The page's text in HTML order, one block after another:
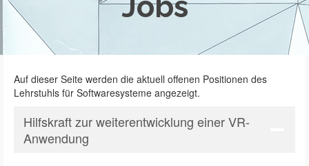
Auf dieser Seite werden die aktuell offenen Positionen des
Lehrstuhls für Softwaresysteme angezeigt.
Hilfskraft zur weiterentwicklung einer VR-
Anwendung